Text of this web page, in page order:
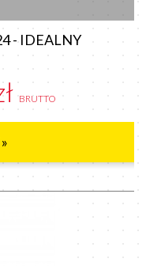
- IDEALNY
BRUTTO